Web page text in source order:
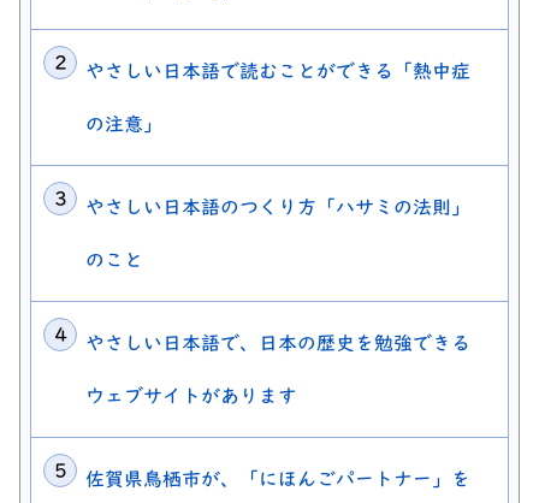
やさしい日本語で読むことができる「熱中症
の注意」
やさしい日本語のつくり方「ハサミの法則」
のこと
やさしい日本語で、日本の歴史を勉強できる
ウェブサイトがあります
佐賀県鳥栖市が、「にほんごパートナー」を